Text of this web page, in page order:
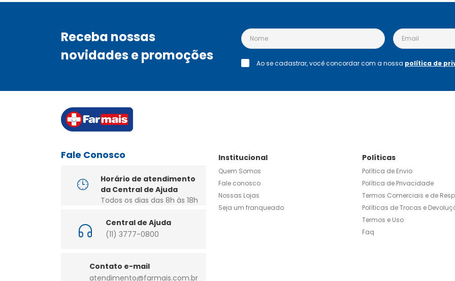
Receba nossas
novidades e promoções
Ao se cadastrar, você concordar com a nossa política de
Fale Conosco
Horário de atendimento
da Central de Ajuda
Todos os dias das 8h às 18h
Central de Ajuda
(11) 3777-0800
Contato e-mail
atendimento@farmais.com.br
Institucional
Quem Somos
Fale conosco
Nossas Lojas
Seja um franqueado
Políticas
Política de Envio
Política de Privacidade
Termos Comerciais e de
Políticas de Trocas e
Termos e Uso
Faq